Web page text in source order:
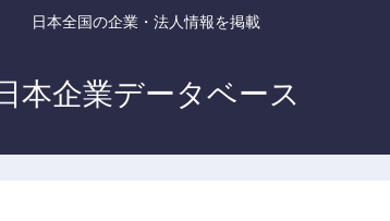
日本全国の企業・法人情報を掲載
本企業データベース